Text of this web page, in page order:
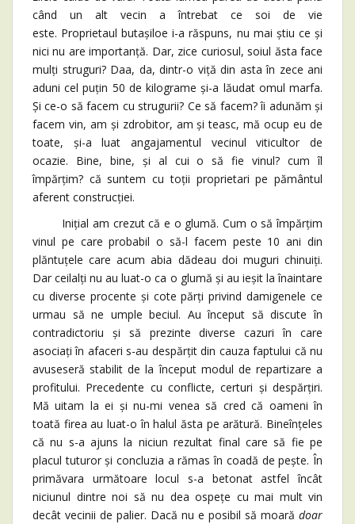
când un alt vecin a întrebat ce soi de vie
este. Proprietaul butașiloe i-a răspuns, nu mai știu ce și
nici nu are importanță. Dar, zice curiosul, soiul ăsta face
mulți struguri? Daa, da, dintr-o viță din asta în zece ani
aduni cel puțin 50 de kilograme și-a lăudat omul marfa.
Și ce-o să facem cu strugurii? Ce să facem? îi adunăm și
facem vin, am și zdrobitor, am și teasc, mă ocup eu de
toate, și-a luat angajamentul vecinul viticultor de
ocazie. Bine, bine, și al cui o să fie vinul? cum îl
împărțim? că suntem cu toții proprietari pe pământul
aferent construcției.
Inițial am crezut că e o glumă. Cum o să împărțim
vinul pe care probabil o să-l facem peste 10 ani din
plăntuțele care acum abia dădeau doi muguri chinuiți.
Dar ceilalți nu au luat-o ca o glumă și au ieșit la înaintare
cu diverse procente și cote părți privind damigenele ce
urmau să ne umple beciul. Au început să discute în
contradictoriu și să prezinte diverse cazuri în care
asociați în afaceri s-au despărțit din cauza faptului că nu
avuseseră stabilit de la început modul de repartizare a
profitului. Precedente cu conflicte, certuri și despărțiri.
Mă uitam la ei și nu-mi venea să cred că oameni în
toată firea au luat-o în halul ăsta pe arătură. Bineînțeles
că nu s-a ajuns la niciun rezultat final care să fie pe
placul tuturor și concluzia a rămas în coadă de pește. În
primăvara următoare locul s-a betonat astfel încât
niciunul dintre noi să nu dea ospețe cu mai mult vin
decât vecinii de palier. Dacă nu e posibil să moară doar